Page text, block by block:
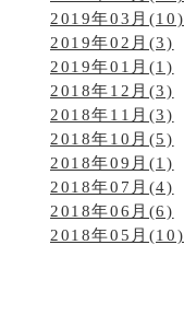
2019年03月(10)
2019年02月(3)
2019年01月(1)
2018年12月(3)
2018年11月(3)
2018年10月(5)
2018年09月(1)
2018年07月(4)
2018年06月(6)
2018年05月(10)